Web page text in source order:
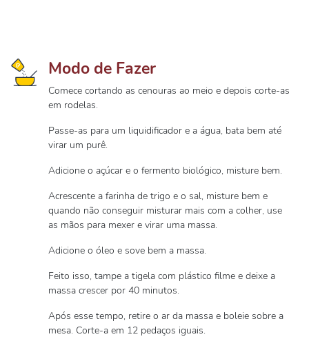
Modo de Fazer
Comece cortando as cenouras ao meio e depois corte-as
em rodelas.
Passe-as para um liquidificador e a água, bata bem até
virar um purê.
Adicione o açúcar e o fermento biológico, misture bem.
Acrescente a farinha de trigo e o sal, misture bem e
quando não conseguir misturar mais com a colher, use
as mãos para mexer e virar uma massa.
Adicione o óleo e sove bem a massa.
Feito isso, tampe a tigela com plástico filme e deixe a
massa crescer por 40 minutos.
Após esse tempo, retire o ar da massa e boleie sobre a
mesa. Corte-a em 12 pedaços iguais.